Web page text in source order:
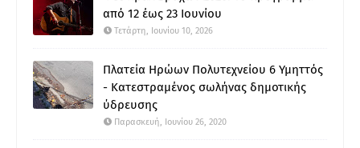
από 12 έως 23 Ιουνίου
Τετάρτη, Ιουνίου 10, 2026
Πλατεία Ηρώων Πολυτεχνείου 6 Υμηττός
- Κατεστραμένος σωλήνας δημοτικής
ύδρευσης
Παρασκευή, Ιουνίου 26, 2020